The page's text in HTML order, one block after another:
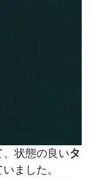
状態の良いタ
ました。